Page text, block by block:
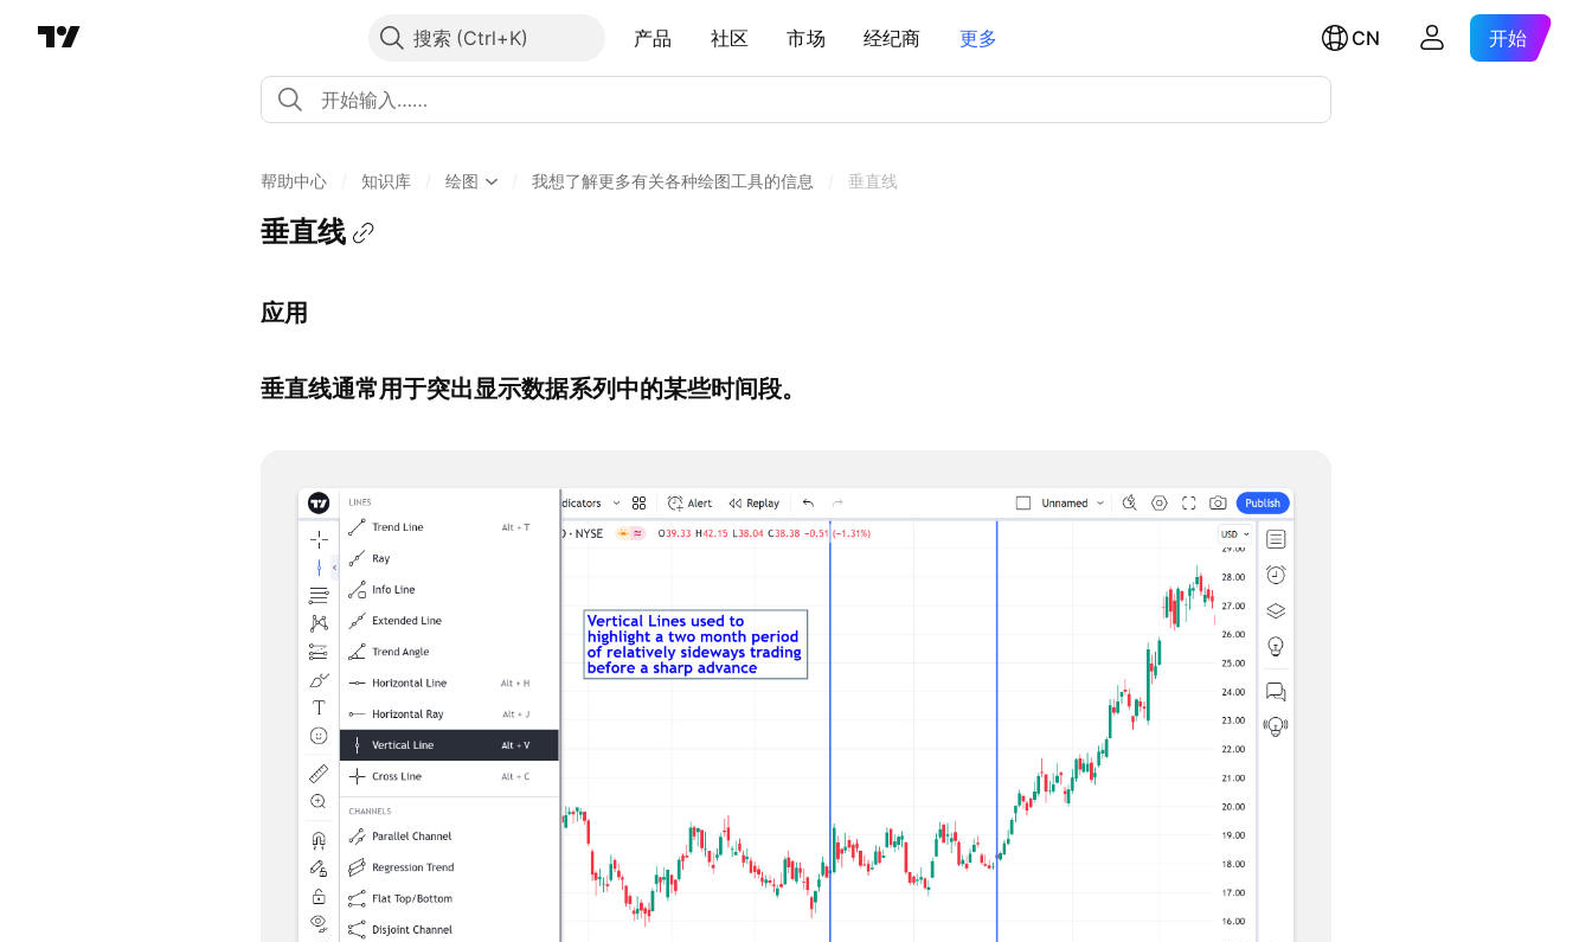
搜索 产品 社区 市场 经纪商 更多 CN 开始
帮助中心 知识库 绘图 我想了解更多有关各种绘图工具的信息 垂直线
垂直线
应用
垂直线通常用于突出显示数据系列中的某些时间段。